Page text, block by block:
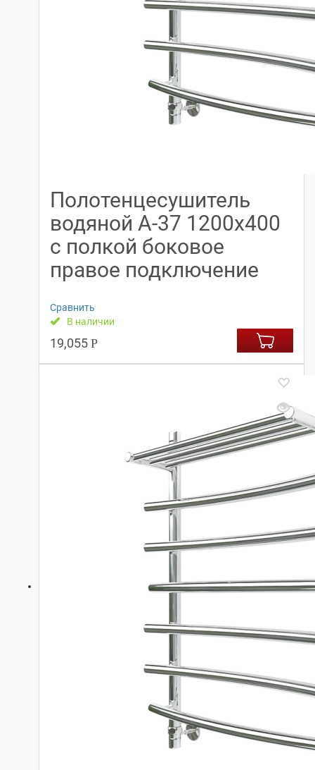
Полотенцесушитель
водяной А-37 1200х400
с полкой боковое
правое подключение
Сравнить
В наличии
19,055 Р